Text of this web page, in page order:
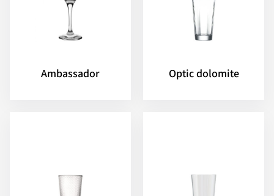
Ambassador Optic dolomite